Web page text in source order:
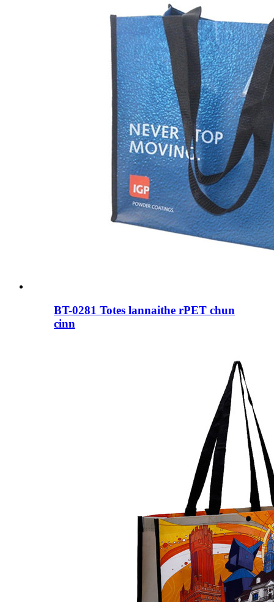
BT-0281 Totes lannaithe rPET chun
cinn